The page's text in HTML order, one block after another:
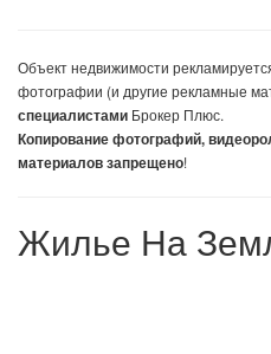
Объект недвижимости
фотографии (и другие рекламные
специалистами Брокер Плюс.
Копирование фотографий,
материалов запрещено!
Жилье На